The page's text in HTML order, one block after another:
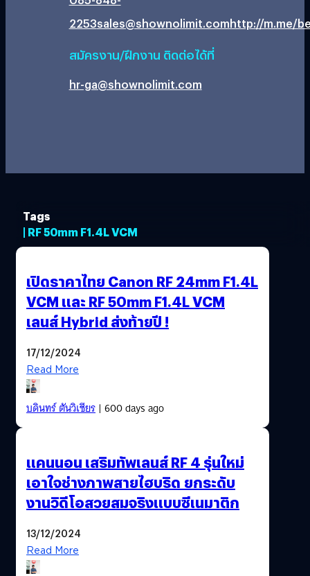
2253sales@shownolimit.comhttp://m.me/
สมัครงาน/ฝึกงาน ติดต่อได้ที่
hr-ga@shownolimit.com
Tags
| RF 50mm F1.4L VCM
เปิดราคาไทย Canon RF 24mm F1.4L
VCM และ RF 50mm F1.4L VCM
เลนส์ Hybrid ส่งท้ายปี !
17/12/2024
Read More
บดินทร์ ตันวิเชียร| 600 days ago
แคนนอน เสริมทัพเลนส์ RF 4 รุ่นใหม่
เอาใจช่างภาพสายไฮบริด ยกระดับ
งานวิดีโอสวยสมจริงแบบซีเนมาติก
13/12/2024
Read More